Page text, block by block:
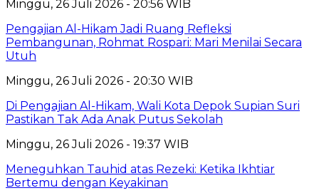
Minggu, 26 Juli 2026 - 20:56 WIB
Pengajian Al-Hikam Jadi Ruang Refleksi
Pembangunan, Rohmat Rospari: Mari Menilai Secara
Utuh
Minggu, 26 Juli 2026 - 20:30 WIB
Di Pengajian Al-Hikam, Wali Kota Depok Supian Suri
Pastikan Tak Ada Anak Putus Sekolah
Minggu, 26 Juli 2026 - 19:37 WIB
Meneguhkan Tauhid atas Rezeki: Ketika Ikhtiar
Bertemu dengan Keyakinan